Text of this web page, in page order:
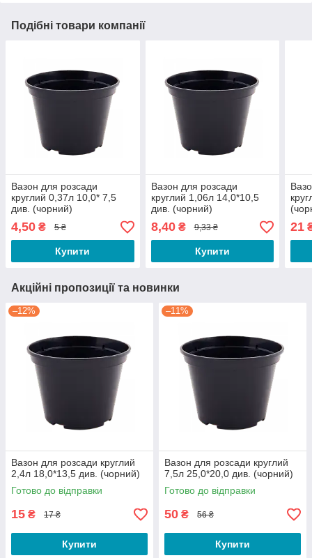
Подібні товари компанії
Вазон для розсади
круглий 0,37л 10,0* 7,5
див. (чорний)
4,50 ₴ 5 ₴
Купити
Вазон для розсади
круглий 1,06л 14,0*10,5
див. (чорний)
8,40₴ 9,33 ₴
Купити
21
Акційні пропозиції та новинки
–12%
Вазон для розсади круглий
2,4л 18,0*13,5 див. (чорний)
Готово до відправки
15 ₴ 17 ₴
Купити
–11%
Вазон для розсади круглий
7,5л 25,0*20,0 див. (чорний)
Готово до відправки
50 ₴ 56 ₴
Купити